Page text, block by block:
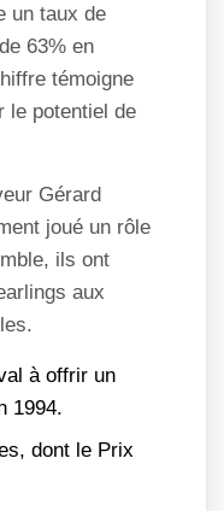
un taux de
63% en
témoigne
le potentiel de
Gérard
joué un rôle
ils ont
aux
à offrir un
1994.
dont le Prix